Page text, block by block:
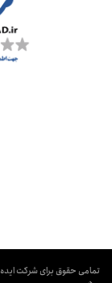
تمامی حقوق برای شرکت